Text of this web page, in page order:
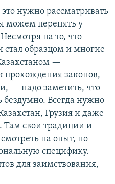
нужно рассматривать
можем перенять у
на то, что
образцом и многие
—
прохождения законов,
— надо заметить, что
бездумно. Всегда нужно
Грузия и даже
свои традиции и
на опыт, но
специфику.
для заимствования,